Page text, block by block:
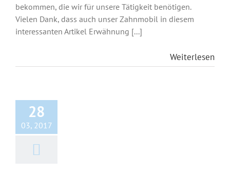
bekommen, die wir für unsere Tätigkeit benötigen.
Vielen Dank, dass auch unser Zahnmobil in diesem
interessanten Artikel Erwähnung [...]
Weiterlesen
28
03, 2017